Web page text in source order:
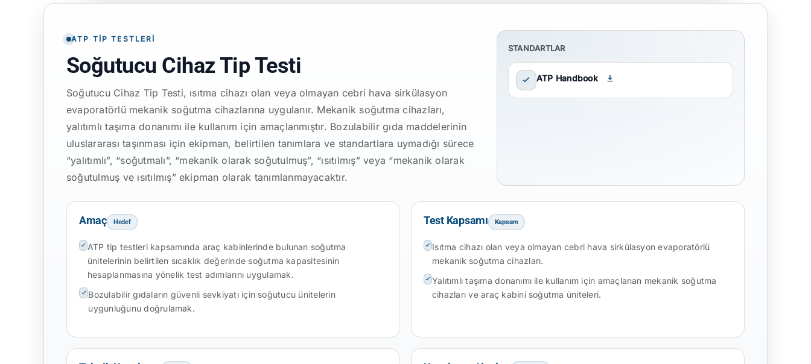
ATP TIP TESTLERI
Soğutucu Cihaz Tip Testi
Soğutucu Cihaz Tip Testi, ısıtma cihazı olan veya olmayan cebri hava sirkülasyon
evaporatörlü mekanik soğutma cihazlarına uygulanır. Mekanik soğutma cihazları,
yalıtımlı taşıma donanımı ile kullanım için amaçlanmıştır. Bozulabilir gıda maddelerinin
uluslararası taşınması için ekipman, belirtilen tanımlara ve standartlara uymadığı sürece
“yalıtımlı”, “soğutmalı”, “mekanik olarak soğutulmuş”, “ısıtılmış” veya “mekanik olarak
soğutulmuş ve ısıtılmış” ekipman olarak tanımlanmayacaktır.
STANDARTLAR
ATP Handbook
Amaç Hedef
ATP tip testleri kapsamında araç kabinlerinde bulunan soğutma
ünitelerinin belirtilen sıcaklık değerinde soğutma kapasitesinin
hesaplanmasına yönelik test adımlarını uygulamak.
Bozulabilir gıdaların güvenli sevkiyatı için soğutucu ünitelerin
uygunluğunu doğrulamak.
Test Kapsamı Kapsam
Isıtma cihazı olan veya olmayan cebri hava sirkülasyon evaporatörlü
mekanik soğutma cihazları.
Yalıtımlı taşıma donanımı ile kullanım için amaçlanan mekanik soğutma
cihazları ve araç kabini soğutma üniteleri.